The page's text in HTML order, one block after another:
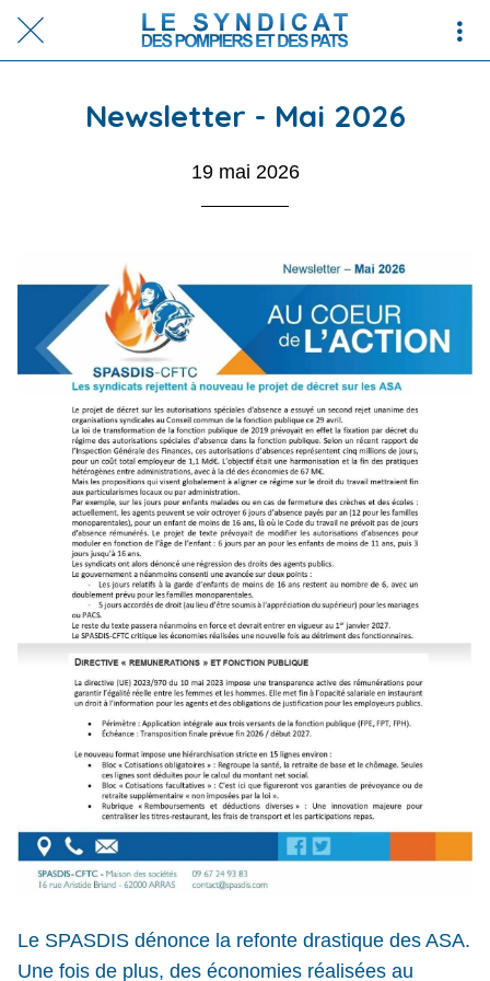
Newsletter - Mai 2026
19 mai 2026
Le SPASDIS dénonce la refonte drastique des ASA.
Une fois de plus, des économies réalisées au